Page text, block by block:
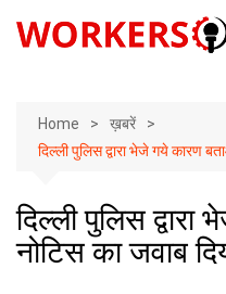
Home
ख़बरें
दिल्ली पुलिस द्वारा भेजे गये कारण
दिल्ली पुलिस
नोटिस का जवाब